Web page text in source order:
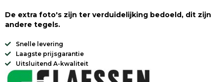
De extra foto's zijn ter verduidelijking bedoeld, dit zijn
andere tegels.
Snelle levering
Laagste prijsgarantie
Uitsluitend A-kwaliteit